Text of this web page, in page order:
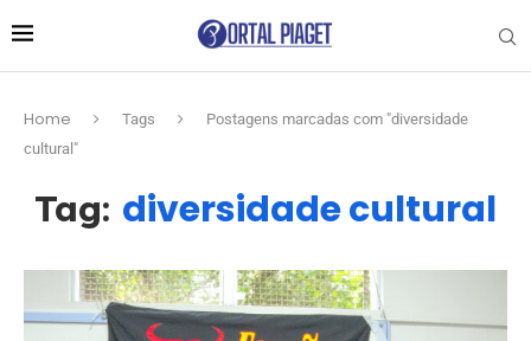
Home Tags
Postagens marcadas com "diversidade
cultural"
Tag: diversidade cultural